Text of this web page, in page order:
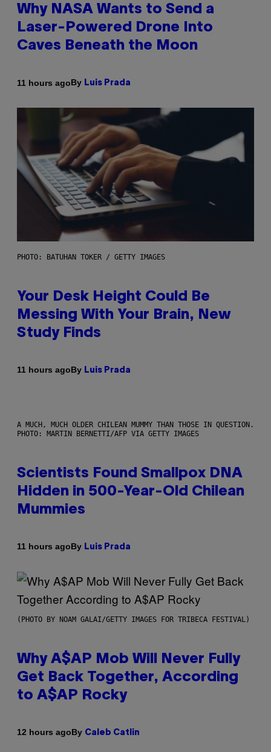
Why NASA Wants to Send a
Laser-Powered Drone Into
Caves Beneath the Moon
11 hours agoBy Luis Prada
PHOTO: BATUHAN TOKER / GETTY IMAGES
Your Desk Height Could Be
Messing With Your Brain, New
Study Finds
11 hours agoBy Luis Prada
A MUCH, MUCH OLDER CHILEAN MUMMY THAN THOSE IN QUESTION.
PHOTO: MARTIN BERNETTI/AFP VIA GETTY IMAGES
Scientists Found Smallpox DNA
Hidden in 500-Year-Old Chilean
Mummies
11 hours agoBy Luis Prada
(PHOTO BY NOAM GALAI/GETTY IMAGES FOR TRIBECA FESTIVAL)
Why A$AP Mob Will Never Fully
Get Back Together, According
to A$AP Rocky
12 hours agoBy Caleb Catlin